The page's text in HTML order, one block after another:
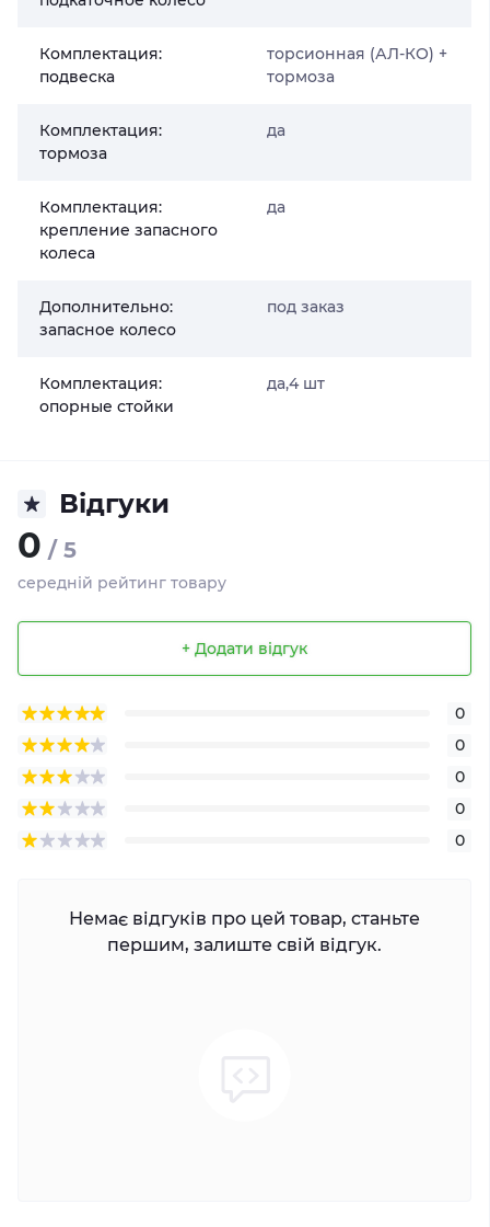
Комплектация:
подвеска
торсионная (АЛ-КО) +
тормоза
Комплектация:
тормоза
да
Комплектация:
крепление запасного
колеса
да
Дополнительно:
запасное колесо
под заказ
Комплектация:
опорные стойки
да,4 шт
Відгуки
0 / 5
середній рейтинг товару
+ Додати відгук
0
0
0
0
0
Немає відгуків про цей товар, станьте
першим, залиште свій відгук.